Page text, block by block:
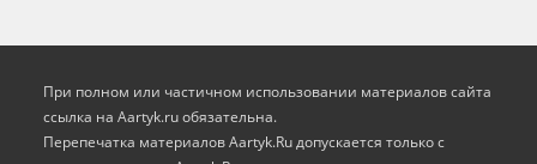
При полном или частичном использовании материалов сайта
ссылка на Aartyk.ru oбязательна.
Перепечатка материалов Aartyk.Ru допускается только с